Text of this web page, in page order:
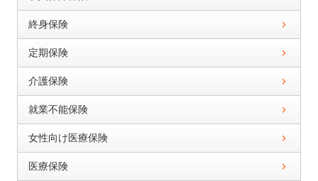
終身保険
定期保険
介護保険
就業不能保険
女性向け医療保険
医療保険